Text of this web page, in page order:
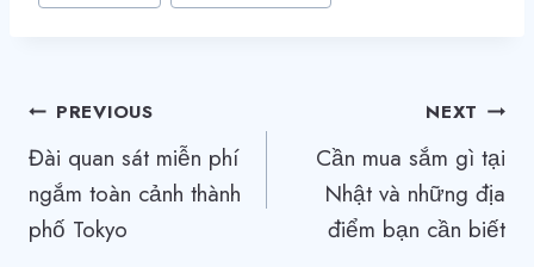
Điều
hướng
bài
PREVIOUS
Đài quan sát miễn phí
ngắm toàn cảnh thành
phố Tokyo
NEXT
Cần mua sắm gì tại
Nhật và những địa
điểm bạn cần biết